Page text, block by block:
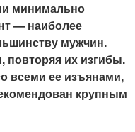
минимально
— наиболее
мужчин.
повторяя их изгибы.
всеми ее изъянами,
крупным